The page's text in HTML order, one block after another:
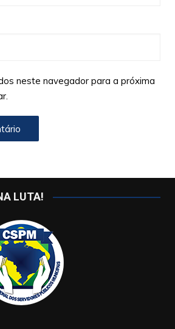
neste navegador para a próxima
LUTA!